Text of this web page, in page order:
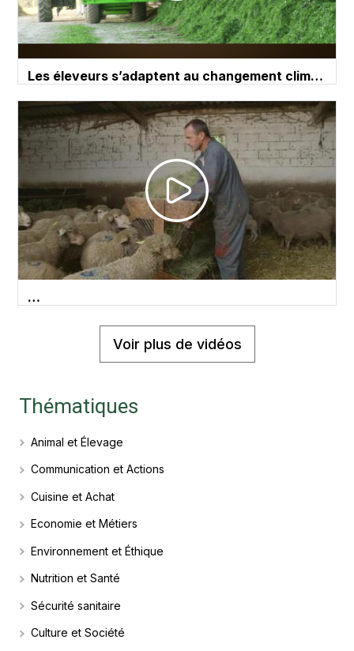
Les éleveurs s’adaptent au changement clim…
…
Voir plus de vidéos
Thématiques
Animal et Élevage
Communication et Actions
Cuisine et Achat
Economie et Métiers
Environnement et Éthique
Nutrition et Santé
Sécurité sanitaire
Culture et Société